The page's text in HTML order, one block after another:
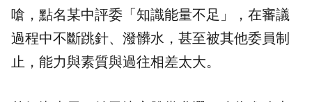
嗆，點名某中評委「知識能量不足」，在審議
過程中不斷跳針、潑髒水，甚至被其他委員制
止，能力與素質與過往相差太大。